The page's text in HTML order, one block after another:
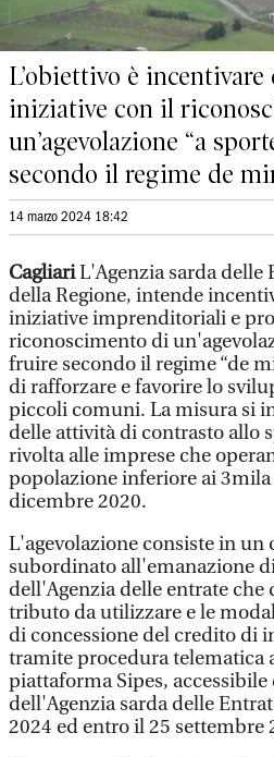
L’obiettivo è incentivare
iniziative con il
un’agevolazione “a
secondo il regime de
14 marzo 2024 18:42
CagliariL'Agenzia sarda delle
della Regione, intende
iniziative imprenditoriali e
riconoscimento di
fruire secondo il regime “de
di rafforzare e favorire lo
piccoli comuni. La misura si
delle attività di contrasto allo
rivolta alle imprese che
popolazione inferiore ai
dicembre 2020.
L'agevolazione consiste in
subordinato all'emanazione
dell'Agenzia delle entrate
tributo da utilizzare e le
di concessione del credito di
tramite procedura telematica
piattaforma Sipes,
dell'Agenzia sarda delle
2024 ed entro il 25 settembre